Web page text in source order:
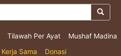
Tilawah Per Ayat
Mushaf Madina
Kerja Sama Donasi